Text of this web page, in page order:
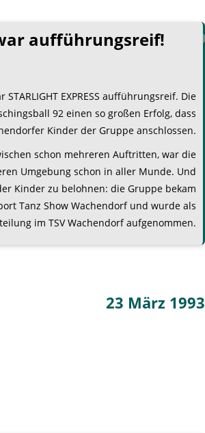
aufführungsreif!
EXPRESS aufführungsreif. Die
92 einen so großen Erfolg, dass
Kinder der Gruppe anschlossen.
schon mehreren Auftritten, war die
Umgebung schon in aller Munde. Und
Kinder zu belohnen: die Gruppe bekam
Tanz Show Wachendorf und wurde als
im TSV Wachendorf aufgenommen.
23 März 1993